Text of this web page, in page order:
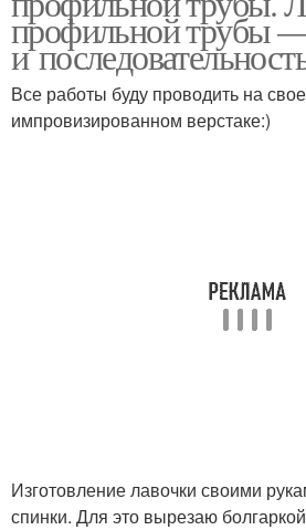
профильной трубы
и
Все работы буду проводить на
импровизированном верстаке:)
Изготовление лавочки своими
спинки. Для это вырезаю